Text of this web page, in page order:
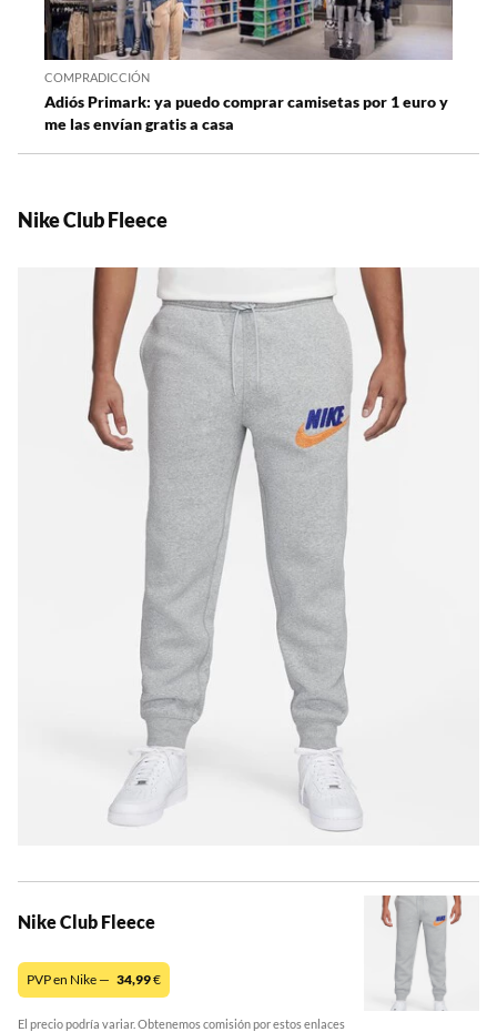
COMPRADICCIÓN
Adiós Primark: ya puedo comprar camisetas por 1 euro y
me las envían gratis a casa
Nike Club Fleece
Nike Club Fleece
PVP en Nike — 34,99€
El precio podría variar. Obtenemos comisión por estos enlaces